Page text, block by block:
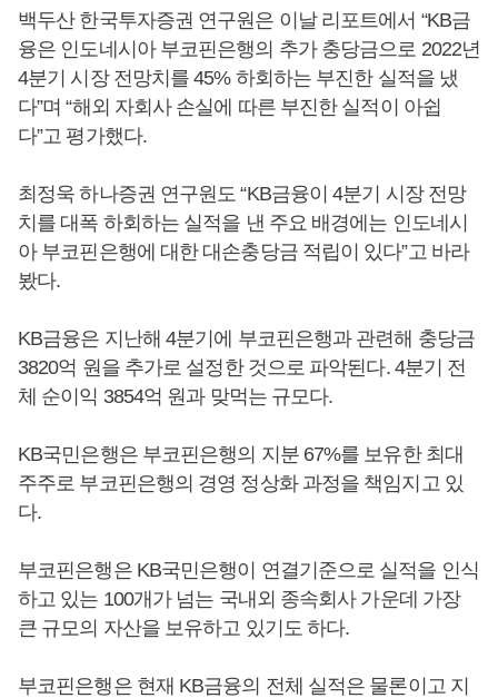
백두산 한국투자증권 연구원은 이날 리포트에서 “KB금
융은 인도네시아 부코핀은행의 추가 충당금으로 2022년
4분기 시장 전망치를 45% 하회하는 부진한 실적을 냈
다”며 “해외 자회사 손실에 따른 부진한 실적이 아쉽
다”고 평가했다.
최정욱 하나증권 연구원도 “KB금융이 4분기 시장 전망
치를 대폭 하회하는 실적을 낸 주요 배경에는 인도네시
아 부코핀은행에 대한 대손충당금 적립이 있다”고 바라
봤다.
KB금융은 지난해 4분기에 부코핀은행과 관련해 충당금
3820억 원을 추가로 설정한 것으로 파악된다. 4분기 전
체 순이익 3854억 원과 맞먹는 규모다.
KB국민은행은 부코핀은행의 지분 67%를 보유한 최대
주주로 부코핀은행의 경영 정상화 과정을 책임지고 있
다.
부코핀은행은 KB국민은행이 연결기준으로 실적을 인식
하고 있는 100개가 넘는 국내외 종속회사 가운데 가장
큰 규모의 자산을 보유하고 있기도 하다.
부코핀은행은 현재 KB금융의 전체 실적은 물론이고 지